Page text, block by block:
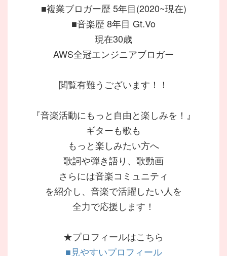
■複業ブロガー歴 5年目(2020~現在)
■音楽歴 8年目 Gt.Vo
現在30歳
AWS全冠エンジニアブロガー
閲覧有難うございます！！
『音楽活動にもっと自由と楽しみを！』
ギターも歌も
もっと楽しみたい方へ
歌詞や弾き語り、歌動画
さらには音楽コミュニティ
を紹介し、音楽で活躍したい人を
全力で応援します！
★プロフィールはこちら
■見やすいプロフィール